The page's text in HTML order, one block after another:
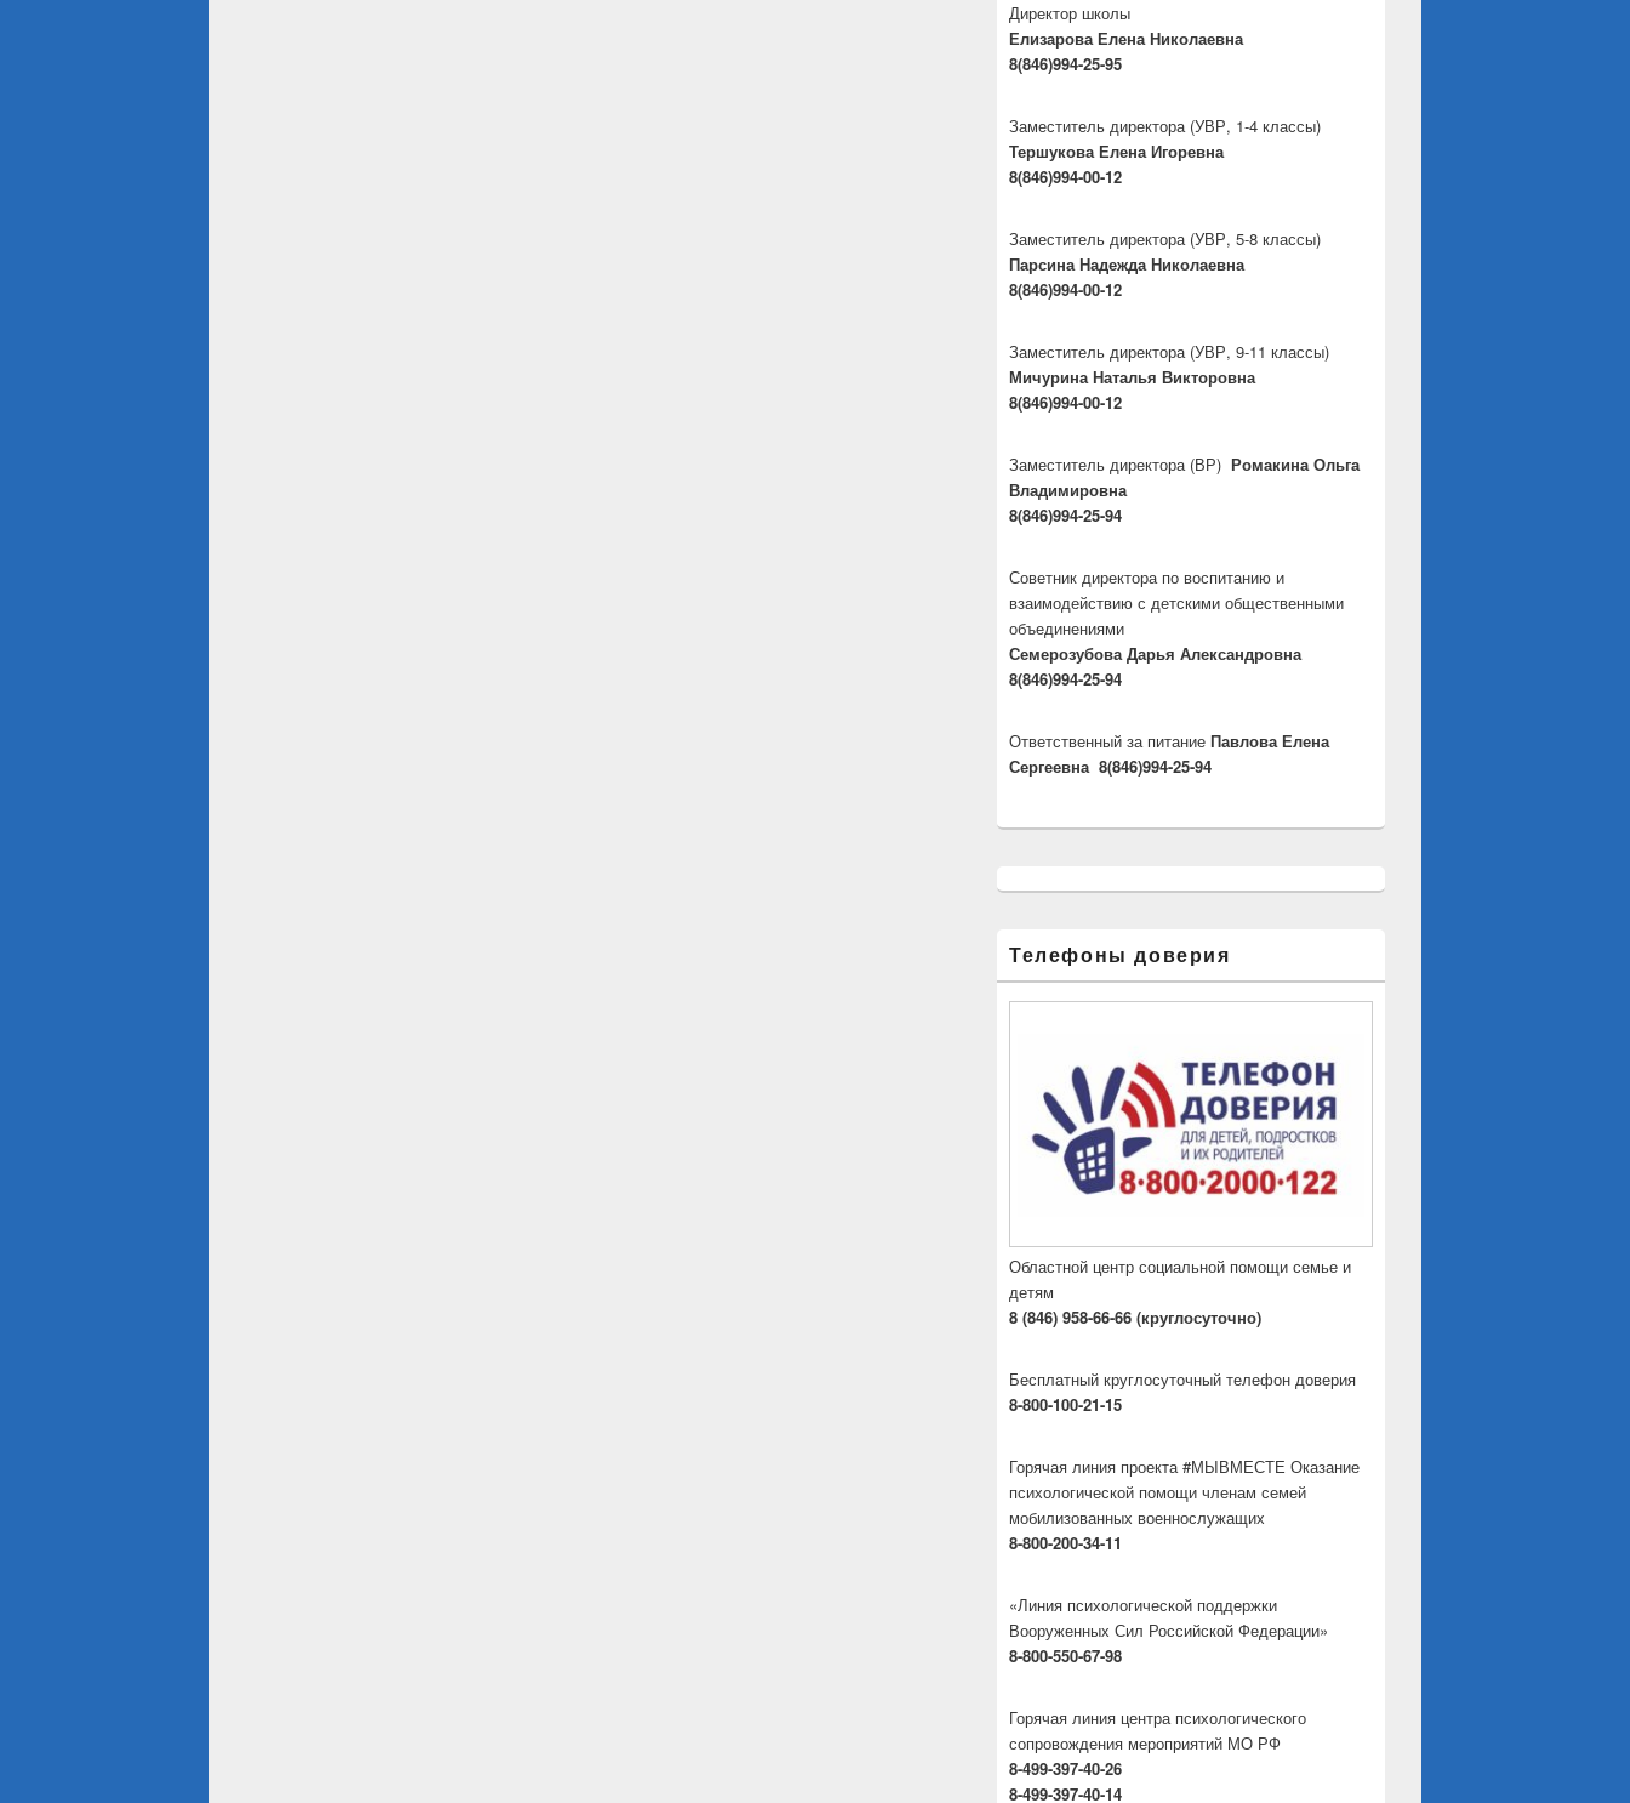
Директор школы
Елизарова Елена Николаевна
8(846)994-25-95
Заместитель директора (УВР, 1-4 классы)
Тершукова Елена Игоревна
8(846)994-00-12
Заместитель директора (УВР, 5-8 классы)
Парсина Надежда Николаевна
8(846)994-00-12
Заместитель директора (УВР, 9-11 классы)
Мичурина Наталья Викторовна
8(846)994-00-12
Заместитель директора (ВР) Ромакина Ольга
Владимировна
8(846)994-25-94
Советник директора по воспитанию и
взаимодействию с детскими общественными
объединениями
Семерозубова Дарья Александровна
8(846)994-25-94
Ответственный за питание Павлова Елена
Сергеевна 8(846)994-25-94
Телефоны доверия
Областной центр социальной помощи семье и
детям
8 (846) 958-66-66 (круглосуточно)
Бесплатный круглосуточный телефон доверия
8-800-100-21-15
Горячая линия проекта #МЫВМЕСТЕ Оказание
психологической помощи членам семей
мобилизованных военнослужащих
8-800-200-34-11
«Линия психологической поддержки
Вооруженных Сил Российской Федерации»
8-800-550-67-98
Горячая линия центра психологического
сопровождения мероприятий МО РФ
8-499-397-40-26
8-499-397-40-14